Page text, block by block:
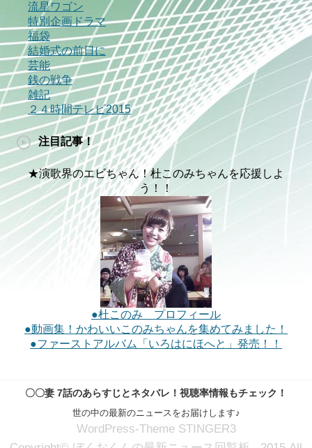
流星ワゴン
特別企画ドラマ
福袋
結婚式の前日に
芸能
銭の戦争
雑記
２４時間テレビ2015
注目記事！
★演歌界のエビちゃん！杜このみちゃんを応援しよ
う！！
●杜このみ プロフィール
●動画集！かわいいこのみちゃんを集めてみました！
●ファーストアルバム「いろはにほへと」発売！！
〇〇妻 7話のあらすじとネタバレ！視聴率情報もチェック！
世の中の最新のニュースをお届けします♪
WordPress-Theme STINGER3